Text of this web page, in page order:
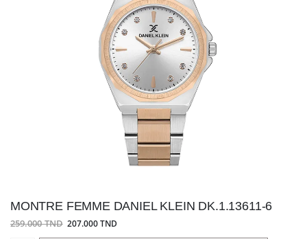
MONTRE FEMME DANIEL KLEIN DK.1.13611-6
259.000 TND 207.000 TND